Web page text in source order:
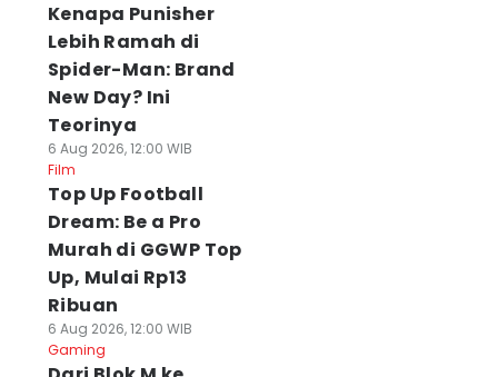
Kenapa Punisher
Lebih Ramah di
Spider-Man: Brand
New Day? Ini
Teorinya
6 Aug 2026, 12:00 WIB
Film
Top Up Football
Dream: Be a Pro
Murah di GGWP Top
Up, Mulai Rp13
Ribuan
6 Aug 2026, 12:00 WIB
Gaming